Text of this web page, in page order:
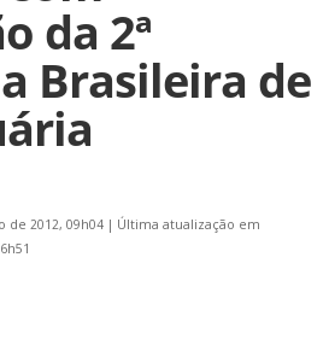
da 2ª
Brasileira de
de 2012, 09h04 | Última atualização em